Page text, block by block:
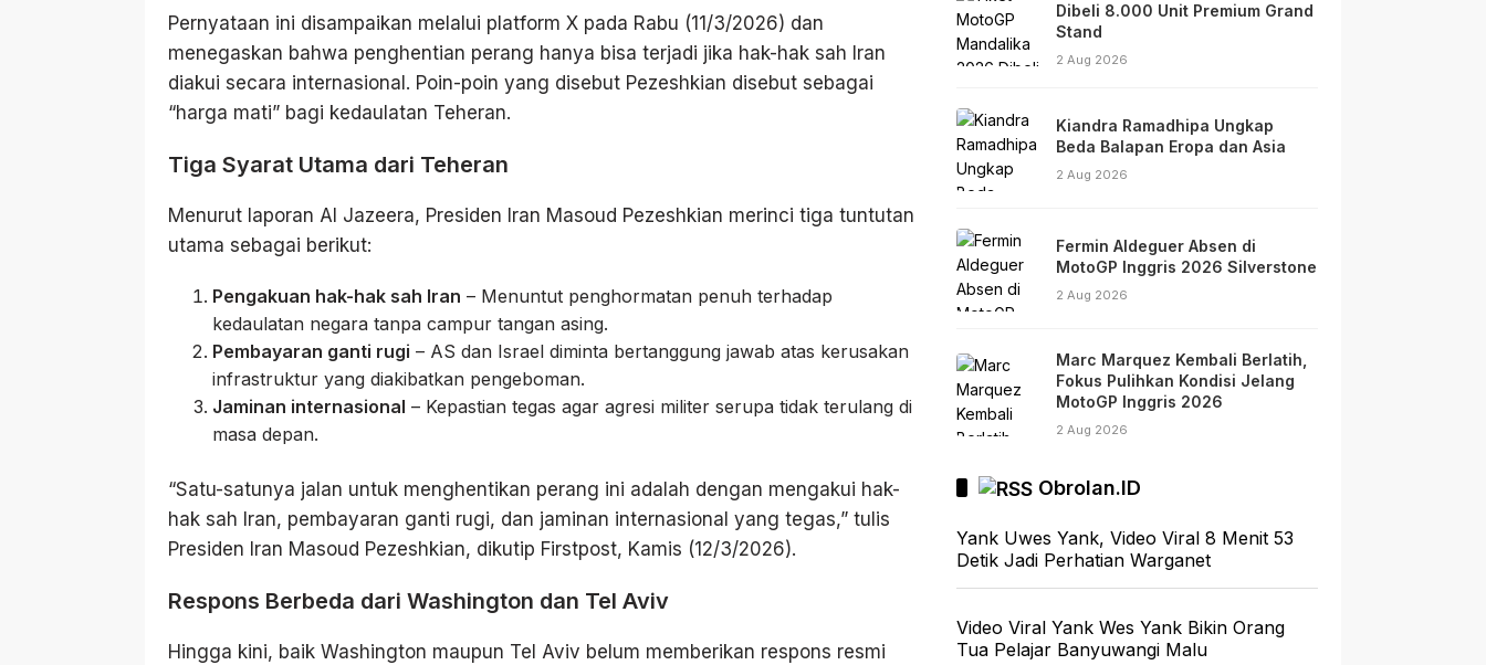
Pernyataan ini disampaikan melalui platform X pada Rabu (11/3/2026) dan
menegaskan bahwa penghentian perang hanya bisa terjadi jika hak-hak sah Iran
diakui secara internasional. Poin-poin yang disebut Pezeshkian disebut sebagai
“harga mati” bagi kedaulatan Teheran.
Tiga Syarat Utama dari Teheran
Menurut laporan Al Jazeera, Presiden Iran Masoud Pezeshkian merinci tiga tuntutan
utama sebagai berikut:
Pengakuan hak-hak sah Iran – Menuntut penghormatan penuh terhadap
kedaulatan negara tanpa campur tangan asing.
Pembayaran ganti rugi – AS dan Israel diminta bertanggung jawab atas kerusakan
infrastruktur yang diakibatkan pengeboman.
Jaminan internasional – Kepastian tegas agar agresi militer serupa tidak terulang di
masa depan.
“Satu-satunya jalan untuk menghentikan perang ini adalah dengan mengakui hak-
hak sah Iran, pembayaran ganti rugi, dan jaminan internasional yang tegas,” tulis
Presiden Iran Masoud Pezeshkian, dikutip Firstpost, Kamis (12/3/2026).
Respons Berbeda dari Washington dan Tel Aviv
Hingga kini, baik Washington maupun Tel Aviv belum memberikan respons resmi
Dibeli 8.000 Unit Premium Grand
Stand
2 Aug 2026
Kiandra Ramadhipa Ungkap
Beda Balapan Eropa dan Asia
2 Aug 2026
Fermin Aldeguer Absen di
MotoGP Inggris 2026 Silverstone
2 Aug 2026
Marc Marquez Kembali Berlatih,
Fokus Pulihkan Kondisi Jelang
MotoGP Inggris 2026
2 Aug 2026
Obrolan.ID
Yank Uwes Yank, Video Viral 8 Menit 53
Detik Jadi Perhatian Warganet
Video Viral Yank Wes Yank Bikin Orang
Tua Pelajar Banyuwangi Malu